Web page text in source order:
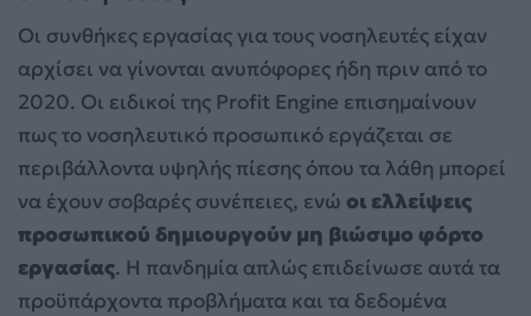
Οι συνθήκες εργασίας για τους νοσηλευτές είχαν
αρχίσει να γίνονται ανυπόφορες ήδη πριν από το
2020. Οι ειδικοί της Profit Engine επισημαίνουν
πως το νοσηλευτικό προσωπικό εργάζεται σε
περιβάλλοντα υψηλής πίεσης όπου τα λάθη μπορεί
να έχουν σοβαρές συνέπειες, ενώ οι ελλείψεις
προσωπικού δημιουργούν μη βιώσιμο φόρτο
εργασίας. Η πανδημία απλώς επιδείνωσε αυτά τα
προϋπάρχοντα προβλήματα και τα δεδομένα